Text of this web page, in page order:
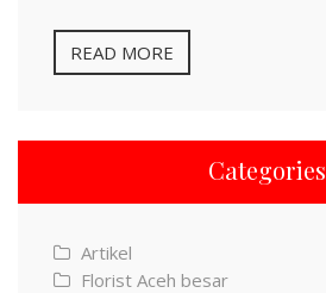
READ MORE
Categories
Artikel
Florist Aceh besar